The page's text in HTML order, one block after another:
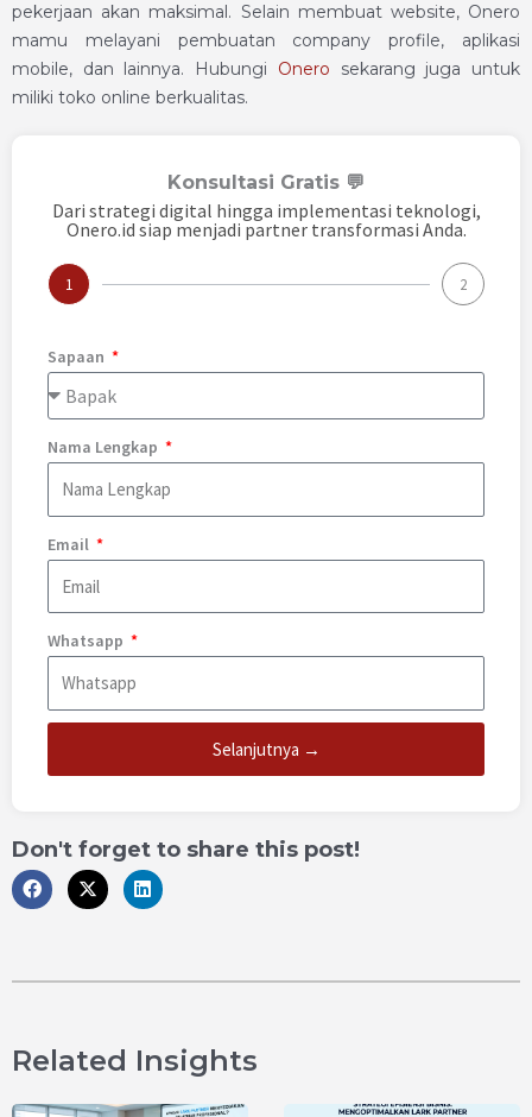
pekerjaan akan maksimal. Selain membuat website, Onero
mamu melayani pembuatan company profile, aplikasi
mobile, dan lainnya. Hubungi Onero sekarang juga untuk
miliki toko online berkualitas.
Konsultasi Gratis 💬
Dari strategi digital hingga implementasi teknologi,
Onero.id siap menjadi partner transformasi Anda.
1 2
Sapaan
Nama Lengkap
Email
Whatsapp
Selanjutnya →
Don't forget to share this post!
Related Insights